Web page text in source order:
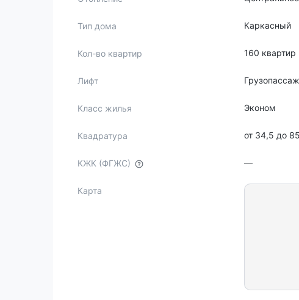
Тип дома Каркасный
Кол-во квартир 160 квартир
Лифт
Класс жилья Эконом
Квадратура от 34,5 до
КЖК (ФГЖС) —
Карта